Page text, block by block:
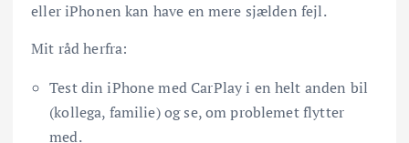
eller iPhonen kan have en mere sjælden fejl.
Mit råd herfra:
Test din iPhone med CarPlay i en helt anden bil
(kollega, familie) og se, om problemet flytter
med.